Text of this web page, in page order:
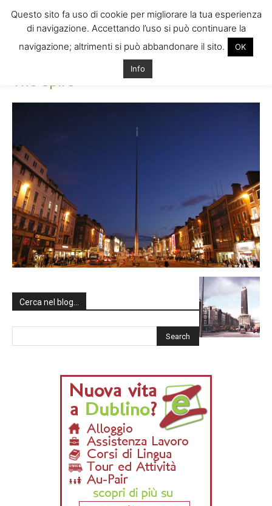
The Spire
Cerca nel blog…
Questo sito fa uso di cookie per migliorare la tua esperienza
di navigazione. Accettando l’uso si può continuare la
navigazione; altrimenti si può abbandonare il sito.
OK
Info